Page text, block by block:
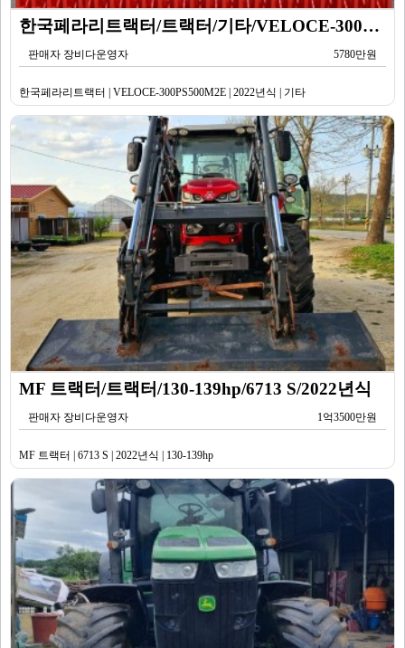
한국페라리트랙터/트랙터/기타/VELOCE-300PS500M2E/2022년식
판매자 장비다운영자 5780만원
한국페라리트랙터 | VELOCE-300PS500M2E | 2022년식 | 기타
MF 트랙터/트랙터/130-139hp/6713 S/2022년식
판매자 장비다운영자 1억3500만원
MF 트랙터 | 6713 S | 2022년식 | 130-139hp